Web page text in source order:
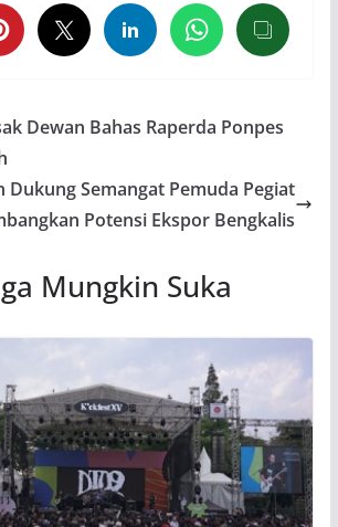
Dewan Bahas Raperda Ponpes
Dukung Semangat Pemuda Pegiat
Potensi Ekspor Bengkalis
Mungkin Suka